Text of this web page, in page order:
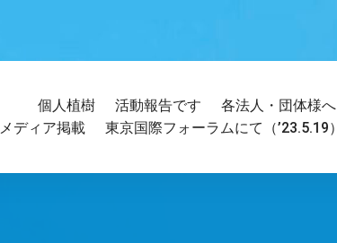
個人植樹 活動報告です 各法人・団体様へ
メディア掲載
東京国際フォーラムにて（’23.5.19）